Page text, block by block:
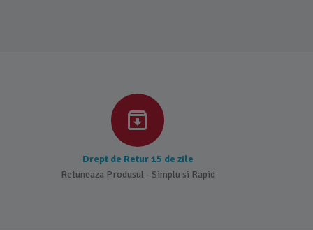
Drept de Retur 15 de zile
Retuneaza Produsul - Simplu si Rapid